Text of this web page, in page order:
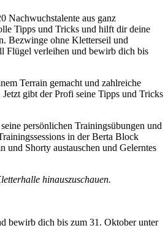
Nachwuchstalente aus ganz
Tipps und Tricks und hilft dir deine
Bezwinge ohne Kletterseil und
Flügel verleihen und bewirb dich bis
Terrain gemacht und zahlreiche
gibt der Profi seine Tipps und Tricks
persönlichen Trainingsübungen und
in der Berta Block
Shorty austauschen und Gelerntes
hinauszuschauen.
bewirb dich bis zum 31. Oktober unter